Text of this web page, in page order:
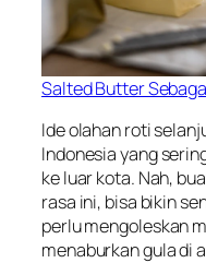
Salted Butter
Ide olahan roti
Indonesia yang
ke luar kota. Nah,
rasa ini, bisa bikin
perlu mengoleskan
menaburkan gula di